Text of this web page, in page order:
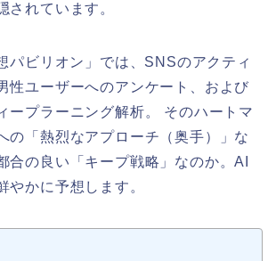
されています。
パビリオン」では、SNSのアクティ
性ユーザーへのアンケート、および
ープラーニング解析。 そのハートマ
の「熱烈なアプローチ（奥手）」な
合の良い「キープ戦略」なのか。AI
やかに予想します。